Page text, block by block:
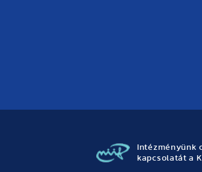
Intézményünk
kapcsolatát a